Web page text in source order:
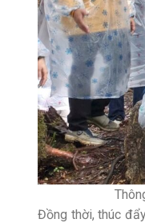
Thông 2 lá dẹt
Đồng thời, thúc